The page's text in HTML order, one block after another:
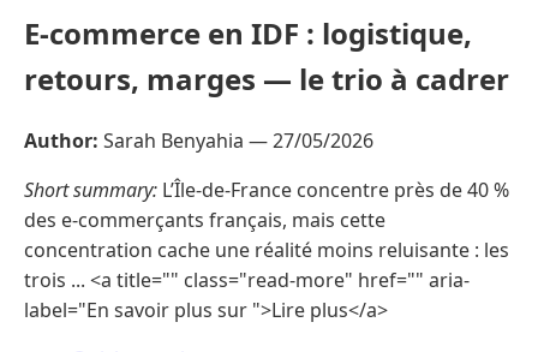
E-commerce en IDF : logistique,
retours, marges — le trio à cadrer
Author: Sarah Benyahia —27/05/2026
Short summary: L’Île-de-France concentre près de 40 %
des e-commerçants français, mais cette
concentration cache une réalité moins reluisante : les
trois ... <a title="" class="read-more" href="" aria-
label="En savoir plus sur ">Lire plus</a>